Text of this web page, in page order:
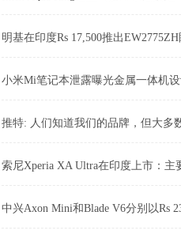
小米Mi笔记本泄露曝光金属一体机